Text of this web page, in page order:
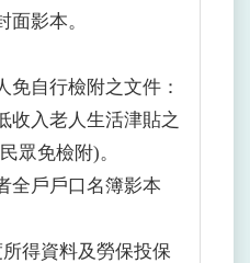
面影本。
免自行檢附之文件：
收入老人生活津貼之
眾免檢附)。
全戶戶口名簿影本
得資料及勞保投保